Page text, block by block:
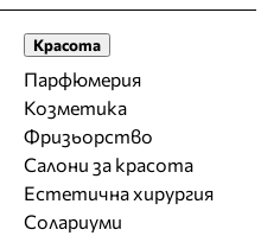
Красота
Парфюмерия
Козметика
Фризьорство
Салони за красота
Естетична хирургия
Солариуми